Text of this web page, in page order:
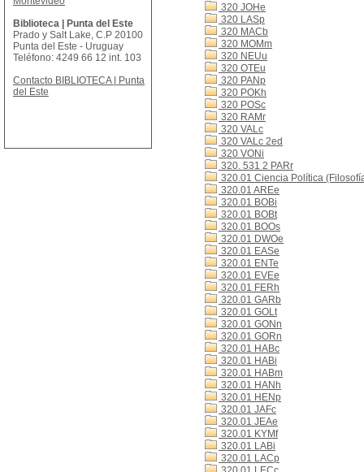
320 JOHe
320 LASp
320 MACb
320 MOMm
320 NEUu
320 OTEu
320 PANp
320 POKh
320 POSc
320 RAMr
320 VALc
320 VALc 2ed
320 VONi
320. 531 2 PARr
320.01 Ciencia Política
320.01 AREe
320.01 BOBi
320.01 BOBt
320.01 BOOs
320.01 DWOe
320.01 EASe
320.01 ENTe
320.01 EVEe
320.01 FERh
320.01 GARb
320.01 GOLt
320.01 GONn
320.01 GORn
320.01 HABc
320.01 HABi
320.01 HABm
320.01 HANh
320.01 HENp
320.01 JAFc
320.01 JEAe
320.01 KYMf
320.01 LABi
320.01 LACp
Biblioteca | Punta del Este
Prado y Salt Lake, C.P 20100
Punta del Este - Uruguay
Teléfono: 4249 66 12 int. 103
Contacto BIBLIOTECA | Punta
del Este